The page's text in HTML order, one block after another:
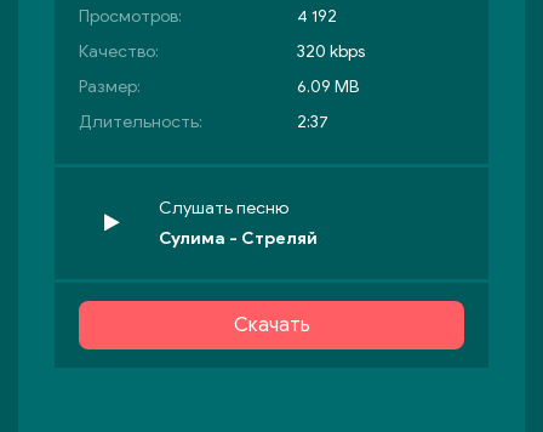
Просмотров:
4 192
Качество:
320 kbps
Размер:
6.09 MB
Длительность:
2:37
Слушать песню
Сулима - Стреляй
Скачать